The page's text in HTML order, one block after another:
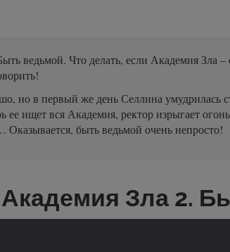
ведьмой. Что делать, если Академия Зла
но в первый же день Селлина умудрилась
ищет вся Академия, ректор изрыгает
быть ведьмой очень непросто!
Зла 2.